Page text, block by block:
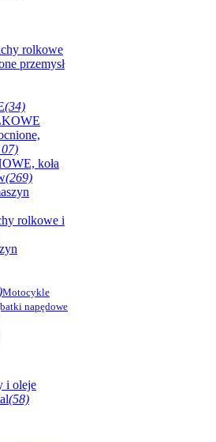
rolkowe
przemysł
(34)
koła
(269)
rolkowe i
Motocykle
napędowe
i oleje
(58)